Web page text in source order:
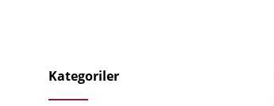
Kategoriler